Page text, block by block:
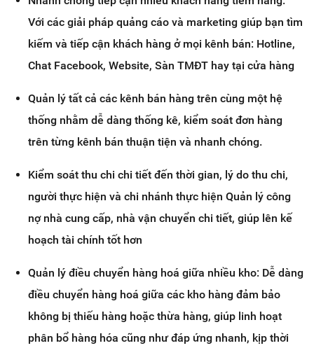
Với các giải pháp quảng cáo và marketing giúp bạn tìm
kiếm và tiếp cận khách hàng ở mọi kênh bán: Hotline,
Chat Facebook, Website, Sàn TMĐT hay tại cửa hàng
Quản lý tất cả các kênh bán hàng trên cùng một hệ
thống nhằm dễ dàng thống kê, kiểm soát đơn hàng
trên từng kênh bán thuận tiện và nhanh chóng.
Kiểm soát thu chi chi tiết đến thời gian, lý do thu chi,
người thực hiện và chi nhánh thực hiện Quản lý công
nợ nhà cung cấp, nhà vận chuyển chi tiết, giúp lên kế
hoạch tài chính tốt hơn
Quản lý điều chuyển hàng hoá giữa nhiều kho: Dễ dàng
điều chuyển hàng hoá giữa các kho hàng đảm bảo
không bị thiếu hàng hoặc thừa hàng, giúp linh hoạt
phân bổ hàng hóa cũng như đáp ứng nhanh, kịp thời